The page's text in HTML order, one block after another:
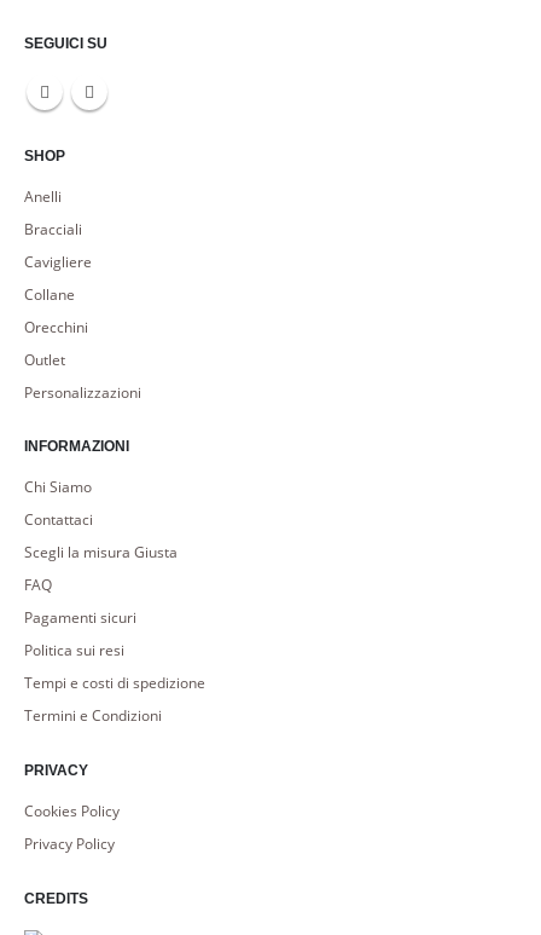
SEGUICI SU
SHOP
Anelli
Bracciali
Cavigliere
Collane
Orecchini
Outlet
Personalizzazioni
INFORMAZIONI
Chi Siamo
Contattaci
Scegli la misura Giusta
FAQ
Pagamenti sicuri
Politica sui resi
Tempi e costi di spedizione
Termini e Condizioni
PRIVACY
Cookies Policy
Privacy Policy
CREDITS